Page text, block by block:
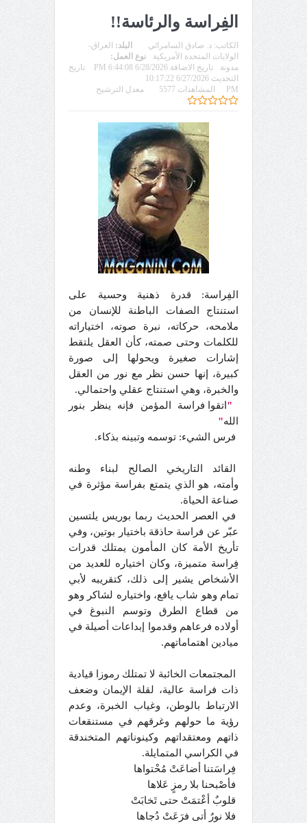
الفِراسة والرئاسة!!
الكاتب: د. صادق السامرائي البلد: العراق-
الولايات المتحدة الأمريكية
نوع العمل:
مدونة
تاريخ الاضافة 6/28/2026 6:44:08 PM
تاريخ
التحديث 6/27/2026 10:17:22
PM
المشاهدات 5577 معدل الترشيح
الفِراسة: قدرة ذهنية وحسية على
استنتاج الصفات الباطنة للإنسان من
ملامحه، حركاته، نبرة صوته، اختياراته
للكلمات وحتى صمته، كأن العقل يلتقط
إشارات صغيرة ويحولها إلى صورة
كبيرة، إنها حسن نظر مع نور من العقل
والخبرة، وهي استنتاج عقلي واحتمالي.
" اتقوا فراسة المؤمن فإنه ينظر بنور
الله"
فرس الشيء: توسمه وتبينه بذكاء.
القائد التاريخي الصالح لبناء وطنه
وأمته، هو الذي يتمتع بفراسة مؤثرة في
صناعة الحياة.
في العصر الحديث ربما بوريس يلتسين
عبّر عن فراسة حاذقة باختيار بوتين، وفي
تأريخ الأمة كان المأمون يمتلك قدرات
فِراسة متميزة، وكان اختياره للعديد من
الأشخاص يشير إلى ذلك، كتقريبه لأبي
تمام وهو شاب يافع، واختياره لشاكر وهو
من قطاع الطرق وتوسم النبوغ في
أولاده فرعاهم وقدموا إبداعات أصيلة في
ميادين اهتماماتهم.
المجتمعات الخائبة لا تمتلك رموزا قيادية
ذات فراسة عالية، لقلة الإيمان وضعف
الارتباط بالوطن، وغياب الخبرة، وعدم
رؤية ما حولهم وغرقهم في مستنقعات
ذاتهم ومعتقداتهم وكينوناتهم المتخندقة
في الكراسي المتمايلة.
فِراسَتنا أضاعَتْ مُحْتواها
فأصْبحنا بلا رمزٍ عَلاها
قلوبٌ أعْتمَتْ حتى تَخابَتْ
فلا نورٌ أتى فرَعَتْ دُجاها